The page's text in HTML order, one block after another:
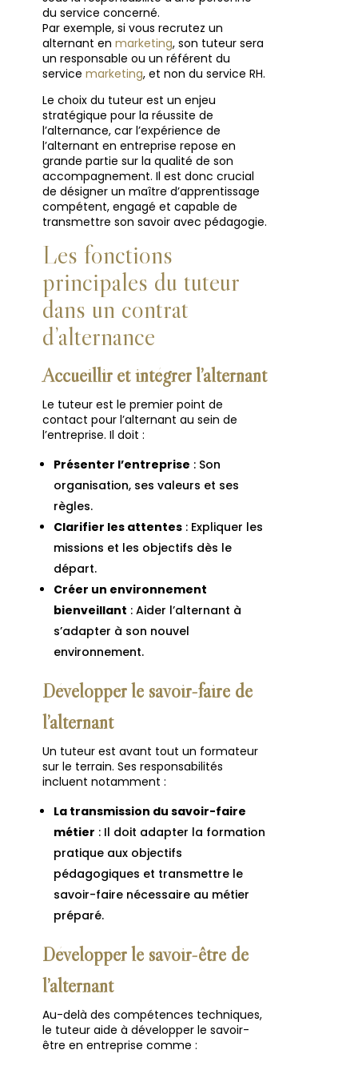
du service concerné.
Par exemple, si vous recrutez un
alternant enmarketing, son tuteur sera
un responsable ou un référent du
servicemarketing, et non du service RH.
Le choix du tuteur est un enjeu
stratégique pour la réussite de
l’alternance, car l’expérience de
l’alternant en entreprise repose en
grande partie sur la qualité de son
accompagnement. Il est donc crucial
de désigner un maître d’apprentissage
compétent, engagé et capable de
transmettre son savoir avec pédagogie.
Les fonctions
principales du tuteur
dans un contrat
d’alternance
Accueillir et intégrer l’alternant
Le tuteur est le premier point de
contact pour l’alternant au sein de
l’entreprise. Il doit :
Présenter l’entreprise : Son
organisation, ses valeurs et ses
règles.
Clarifier les attentes : Expliquer les
missions et les objectifs dès le
départ.
Créer un environnement
bienveillant : Aider l’alternant à
s’adapter à son nouvel
environnement.
Développer le savoir-faire de
l’alternant
Un tuteur est avant tout un formateur
sur le terrain. Ses responsabilités
incluent notamment :
La transmission du savoir-faire
métier : Il doit adapter la formation
pratique aux objectifs
pédagogiques et transmettre le
savoir-faire nécessaire au métier
préparé.
Développer le savoir-être de
l’alternant
Au-delà des compétences techniques,
le tuteur aide à développer le savoir-
être en entreprise comme :